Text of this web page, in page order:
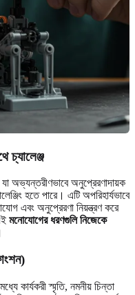
চ্যালেঞ্জ
অভ্যন্তরীণভাবে অনুপ্রেরণাদায়ক
হতে পারে। এটি অপরিহার্যভাবে
এবং অনুপ্রেরণা নিয়ন্ত্রণ করে
মনোযোগের ধরণগুলি নিজেকে
কার্যকরী স্মৃতি, নমনীয় চিন্তা